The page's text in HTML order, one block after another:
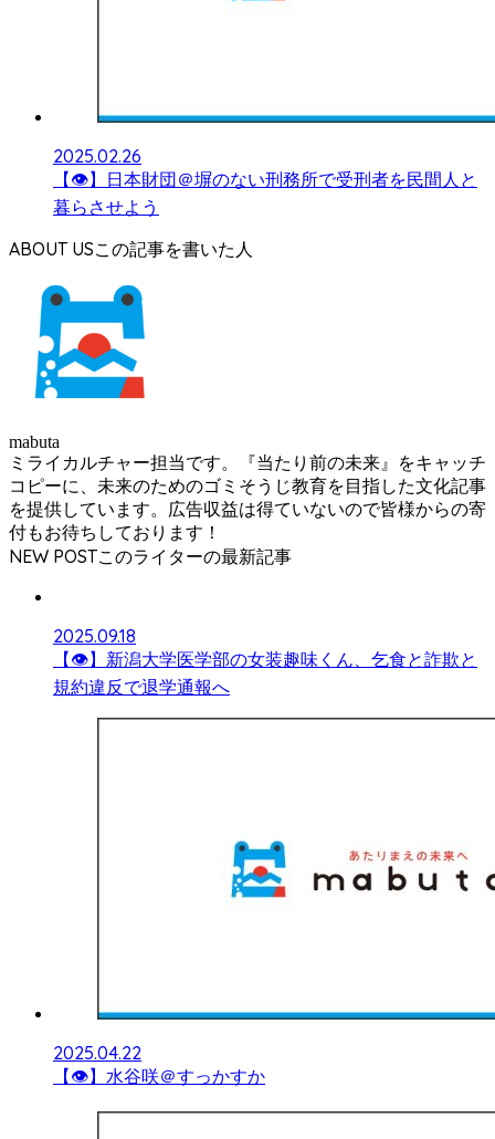
2025.02.26
【👁】日本財団＠塀のない刑務所で受刑者を民間人と
暮らさせよう
ABOUT US
mabuta
ミライカルチャー担当です。『当たり前の未来』をキャッチ
コピーに、未来のためのゴミそうじ教育を目指した文化記事
を提供しています。広告収益は得ていないので皆様からの寄
付もお待ちしております！
NEW POST
2025.09.18
【👁】新潟大学医学部の女装趣味くん、乞食と詐欺と
規約違反で退学通報へ
2025.04.22
【👁】水谷咲＠すっかすか